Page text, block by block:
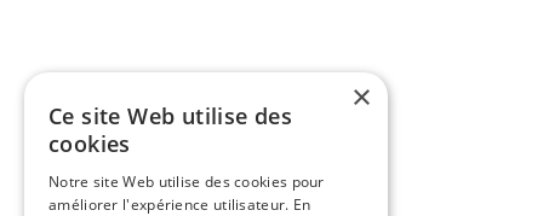
×
Ce site Web utilise des
cookies
Notre site Web utilise des cookies pour
améliorer l'expérience utilisateur. En